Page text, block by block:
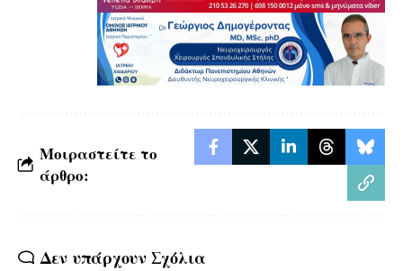
Μοιραστείτε το
άρθρο:
Δεν υπάρχουν Σχόλια